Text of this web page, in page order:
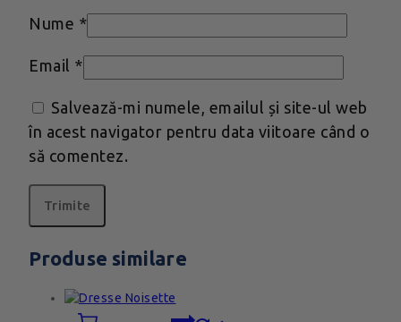
Nume *
Email *
Salvează-mi numele, emailul și site-ul web
în acest navigator pentru data viitoare când o
să comentez.
Produse similare